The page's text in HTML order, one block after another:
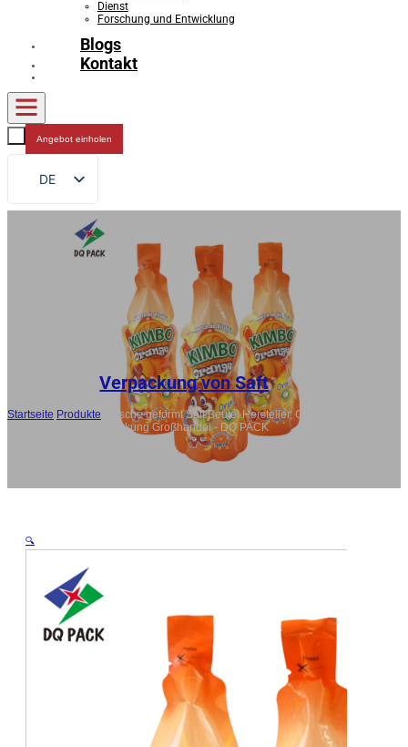
Dienst
Forschung und Entwicklung
Blogs
Kontakt
Angebot einholen
DE
EN
Verpackung von Saft
Startseite Produkte
Flasche geformt Saft Beutel Hersteller, Getränk
Injektion Tasche Verpackung Großhandel - DQ PACK
🔍